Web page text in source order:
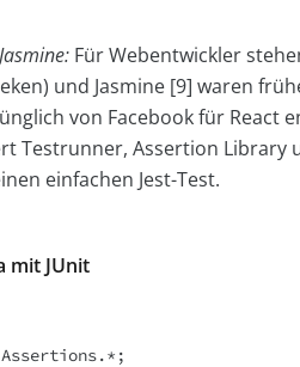
Für Webentwickler
und Jasmine [9] waren
von Facebook für React
Testrunner, Assertion Library
einfachen Jest-Test.
mit JUnit